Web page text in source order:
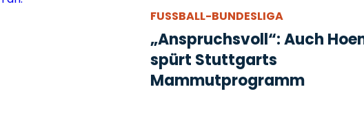
FUSSBALL-BUNDESLIGA
„Anspruchsvoll“: Auch
spürt Stuttgarts
Mammutprogramm